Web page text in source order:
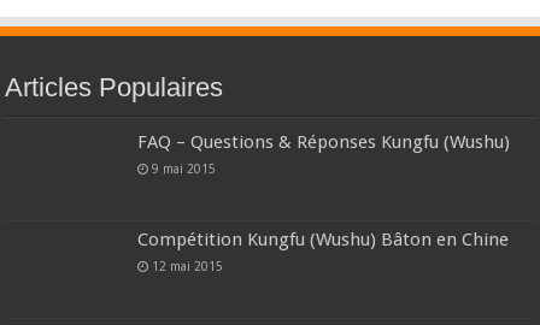
Articles Populaires
FAQ – Questions & Réponses Kungfu (Wushu)
9 mai 2015
Compétition Kungfu (Wushu) Bâton en Chine
12 mai 2015